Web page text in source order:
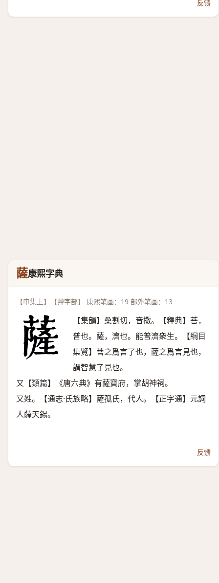
反馈
薩康熙字典
【申集上】【艸字部】 康熙笔画：19 部外笔画：13
【集韻】桑割切，音撒。【釋典】菩，
普也。薩，濟也。能普濟衆生。【綱目
集覽】菩之爲言了也，薩之爲言見也，
謂智慧了見也。
又【類篇】《唐六典》有薩寶府，掌胡神祠。
又姓。【通志·氏族略】薩孤氏，代人。【正字通】元詞
人薩天錫。
反馈